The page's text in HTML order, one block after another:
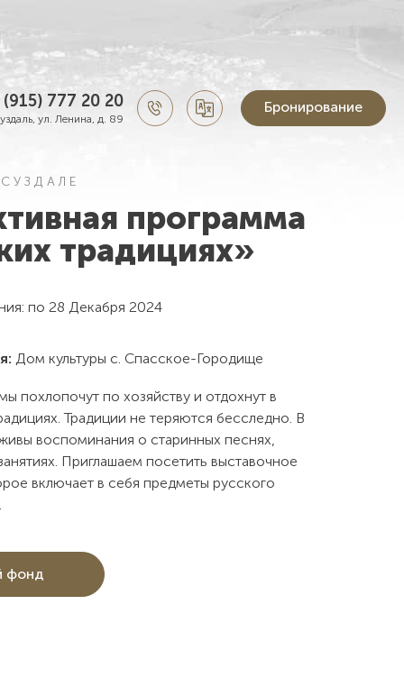
Бронирование
777 20 20
ул. Ленина, д. 89
программа
традициях»
по 28 Декабря 2024
Дом культуры с. Спасское-Городище
похлопочут по хозяйству и отдохнут в
Традиции не теряются бесследно. В
воспоминания о старинных песнях,
Приглашаем посетить выставочное
включает в себя предметы русского
фонд